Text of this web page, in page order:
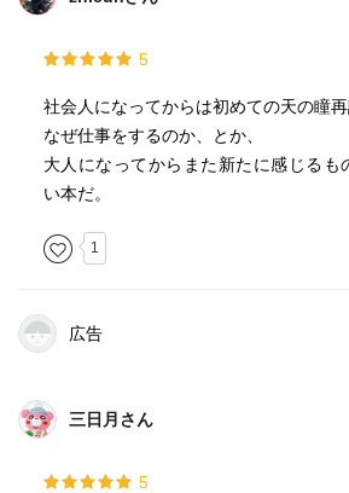
5
社会人になってからは初めての天の瞳再
なぜ仕事をするのか、とか、
大人になってからまた新たに感じるも
い本だ。
1
広告
三日月さん
5